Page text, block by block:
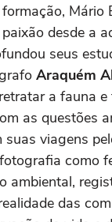
Mário
desde a
seus
Araquém
a fauna
as questões
suas viagens
como
ambiental,
das